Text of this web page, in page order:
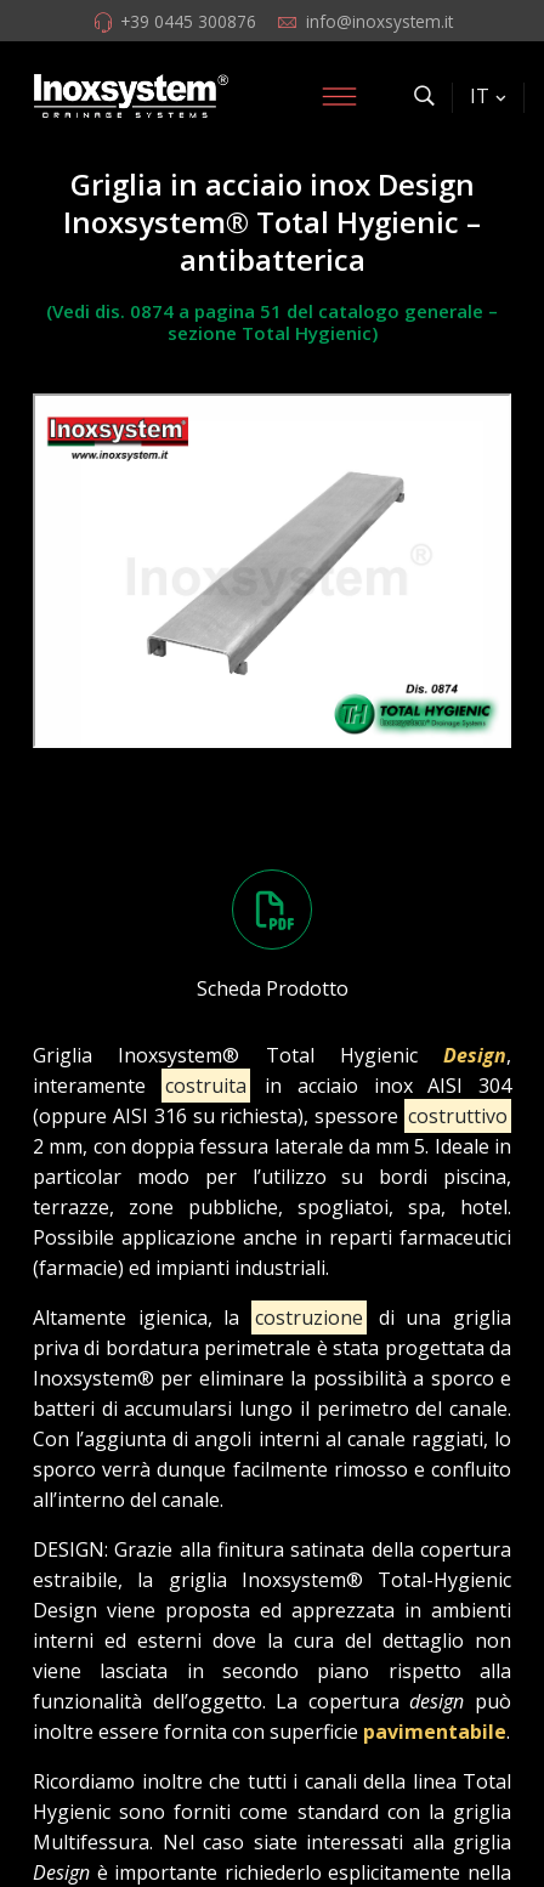
+39 0445 300876 info@inoxsystem.it
IT
Griglia in acciaio inox Design
Inoxsystem® Total Hygienic –
antibatterica
(Vedi dis. 0874 a pagina 51 del catalogo generale –
sezione Total Hygienic)
Scheda Prodotto
Griglia Inoxsystem® Total Hygienic Design,
interamente
costruita
in acciaio inox AISI 304
(oppure AISI 316 su richiesta), spessore costruttivo
2 mm, con doppia fessura laterale da mm 5. Ideale in
particolar modo per l’utilizzo su bordi piscina,
terrazze, zone pubbliche, spogliatoi, spa, hotel.
Possibile applicazione anche in reparti farmaceutici
(farmacie) ed impianti industriali.
Altamente igienica, la
costruzione
di una griglia
priva di bordatura perimetrale è stata progettata da
Inoxsystem® per eliminare la possibilità a sporco e
batteri di accumularsi lungo il perimetro del canale.
Con l’aggiunta di angoli interni al canale raggiati, lo
sporco verrà dunque facilmente rimosso e confluito
all’interno del canale.
DESIGN: Grazie alla finitura satinata della copertura
estraibile, la griglia Inoxsystem® Total-Hygienic
Design viene proposta ed apprezzata in ambienti
interni ed esterni dove la cura del dettaglio non
viene lasciata in secondo piano rispetto alla
funzionalità dell’oggetto. La coperturadesign può
inoltre essere fornita con superficie pavimentabile.
Ricordiamo inoltre che tutti i canali della linea Total
Hygienic sono forniti come standard con la griglia
Multifessura. Nel caso siate interessati alla griglia
Design è importante richiederlo esplicitamente nella